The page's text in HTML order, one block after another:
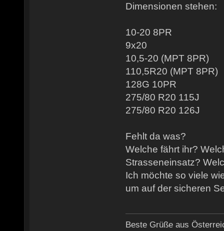
Dimensionen stehen:
10-20 8PR
9x20
10,5-20 (MPT 8PR)
110,5R20 (MPT 8PR)
128G 10PR
275/80 R20 115J
275/80 R20 126J
Fehlt da was?
Welche fährt ihr?
Strasseneinsatz?
Ich möchte so viele
um auf der sicheren
Beste Grüße aus